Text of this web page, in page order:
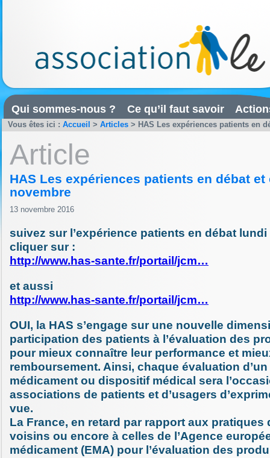
Qui sommes-nous ? Ce qu’il faut savoir
Vous êtes ici : Accueil > Articles > HAS Les expériences patients en
Article
HAS Les expériences patients en débat et
novembre
13 novembre 2016
suivez sur l’expérience patients en débat
cliquer sur :
http://www.has-sante.fr/portail/jcm…
et aussi
http://www.has-sante.fr/portail/jcm…
OUI, la HAS s’engage sur une nouvelle
participation des patients à l’évaluation des
pour mieux connaître leur performance et
remboursement. Ainsi, chaque évaluation
médicament ou dispositif médical sera
associations de patients et d’usagers
vue.
La France, en retard par rapport aux pratiques
voisins ou encore à celles de l’Agence
médicament (EMA) pour l’évaluation des